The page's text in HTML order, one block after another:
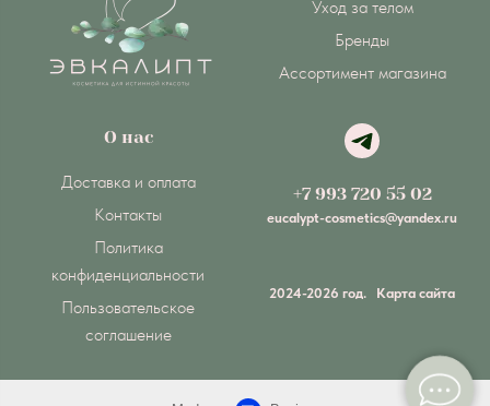
Уход за телом
Бренды
Ассортимент магазина
О нас
Доставка и оплата
Контакты
Политика
конфиденциальности
Пользовательское
соглашение
+7 993 720 55 02
eucalypt-cosmetics@yandex.ru
2024-2026 год. Карта сайта